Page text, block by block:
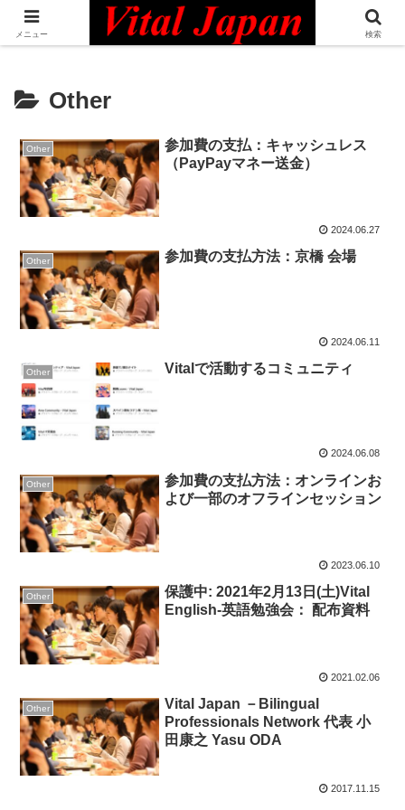
日本最大級の英語コミュニティ・Bilingual Professionals Network
Other
Other
参加費の支払：キャッシュレス
（PayPayマネー送金）
2024.06.27
Other 参加費の支払方法：京橋 会場
2024.06.11
Other Vitalで活動するコミュニティ
2024.06.08
Other
参加費の支払方法：オンラインお
よび一部のオフラインセッション
2023.06.10
Other
保護中: 2021年2月13日(土)Vital
English-英語勉強会： 配布資料
2021.02.06
Other
Vital Japan －Bilingual
Professionals Network 代表 小
田康之 Yasu ODA
2017.11.15
メニュー 検索